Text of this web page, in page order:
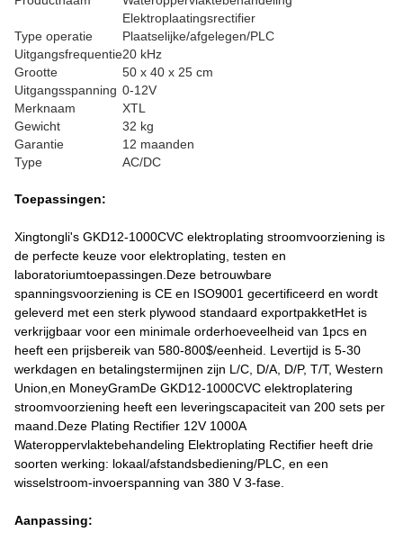
Elektroplaatingsrectifier
Type operatie
Plaatselijke/afgelegen/PLC
Uitgangsfrequentie20 kHz
Grootte
50 x 40 x 25 cm
Uitgangsspanning 0-12V
Merknaam
XTL
Gewicht
32 kg
Garantie
12 maanden
Type
AC/DC
Toepassingen:
Xingtongli's GKD12-1000CVC elektroplating stroomvoorziening is
de perfecte keuze voor elektroplating, testen en
laboratoriumtoepassingen.Deze betrouwbare
spanningsvoorziening is CE en ISO9001 gecertificeerd en wordt
geleverd met een sterk plywood standaard exportpakketHet is
verkrijgbaar voor een minimale orderhoeveelheid van 1pcs en
heeft een prijsbereik van 580-800$/eenheid. Levertijd is 5-30
werkdagen en betalingstermijnen zijn L/C, D/A, D/P, T/T, Western
Union,en MoneyGramDe GKD12-1000CVC elektroplatering
stroomvoorziening heeft een leveringscapaciteit van 200 sets per
maand.Deze Plating Rectifier 12V 1000A
Wateroppervlaktebehandeling Elektroplating Rectifier heeft drie
soorten werking: lokaal/afstandsbediening/PLC, en een
wisselstroom-invoerspanning van 380 V 3-fase.
Aanpassing: